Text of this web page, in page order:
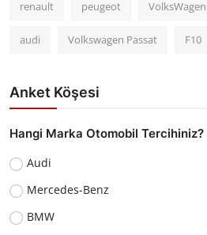
renault peugeot VolksWagen
audi Volkswagen Passat F10
Anket Köşesi
Hangi Marka Otomobil Tercihiniz?
Audi
Mercedes-Benz
BMW